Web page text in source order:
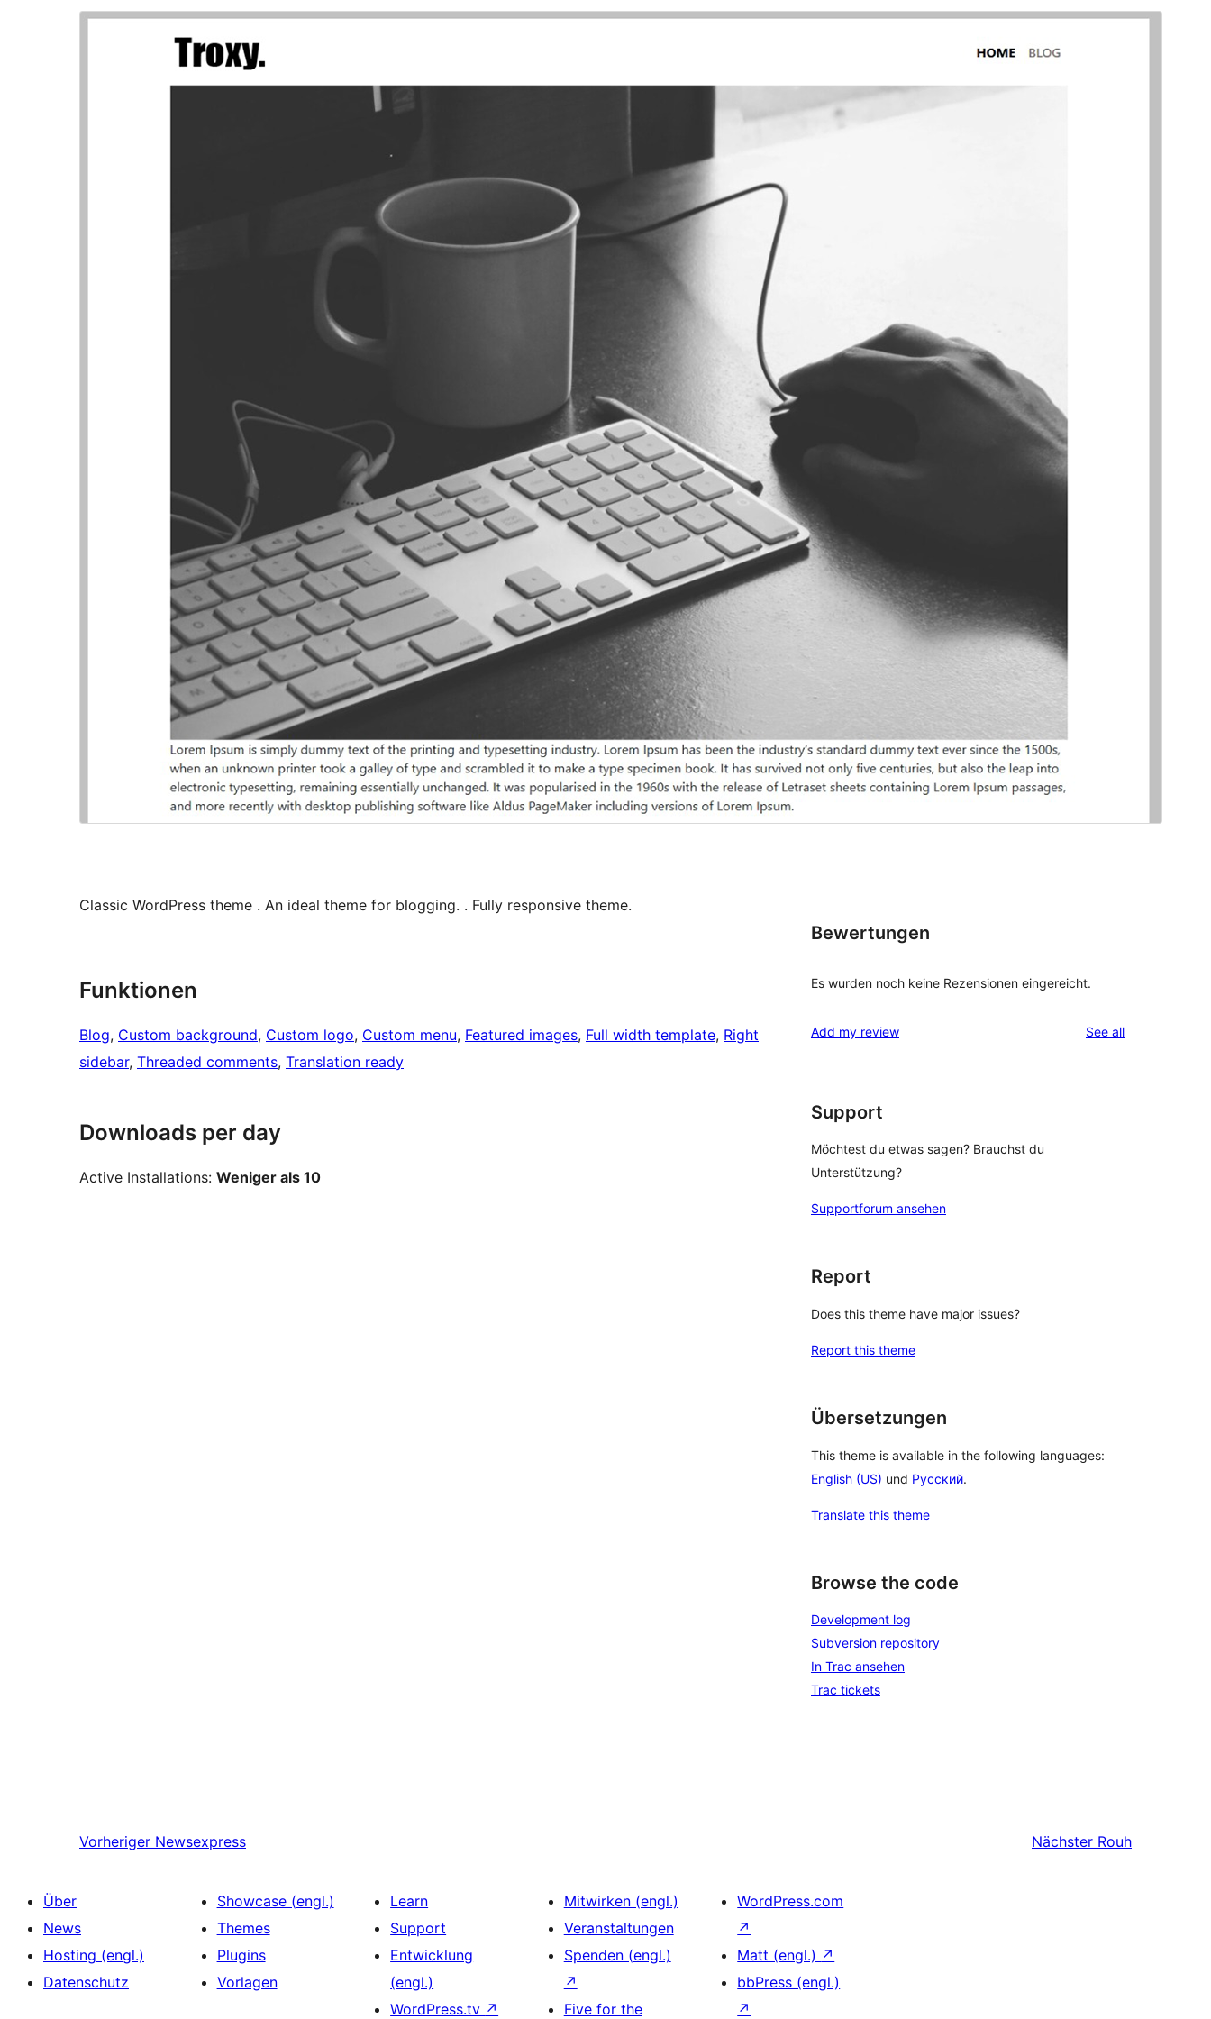
VorschauDownload
Last updated
September 13, 2025
Active installations
Classic WordPress theme . An ideal theme for blogging. . Fully responsive theme.
Funktionen
Blog, Custom background, Custom logo, Custom menu, Featured images, Full width template, Right
sidebar, Threaded comments, Translation ready
Downloads per day
Active Installations: Weniger als 10
Bewertungen
Es wurden noch keine Rezensionen eingereicht.
Add my review See allreviews
Support
Möchtest du etwas sagen? Brauchst du
Unterstützung?
Supportforum ansehen
Report
Does this theme have major issues?
Report this theme
Übersetzungen
This theme is available in the following languages:
English (US) und Русский.
Translate this theme
Browse the code
Development log
Subversion repository
In Trac ansehen
Trac tickets
Vorheriger Newsexpress Nächster Rouh
Über
News
Hosting (engl.)
Datenschutz
Showcase (engl.)
Themes
Plugins
Vorlagen
Learn
Support
Entwicklung
(engl.)
WordPress.tv ↗
Mitwirken (engl.)
Veranstaltungen
Spenden (engl.)
↗
Five for the
WordPress.com
↗
Matt (engl.) ↗
bbPress (engl.)
↗